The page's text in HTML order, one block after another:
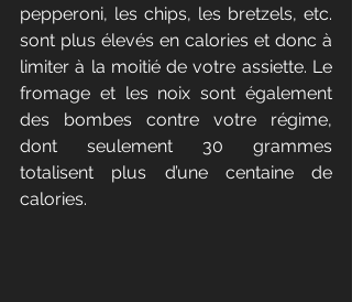
pepperoni, les chips, les bretzels, etc.
sont plus élevés en calories et donc à
limiter à la moitié de votre assiette. Le
fromage et les noix sont également
des bombes contre votre régime,
dont seulement 30 grammes
totalisent plus d’une centaine de
calories.